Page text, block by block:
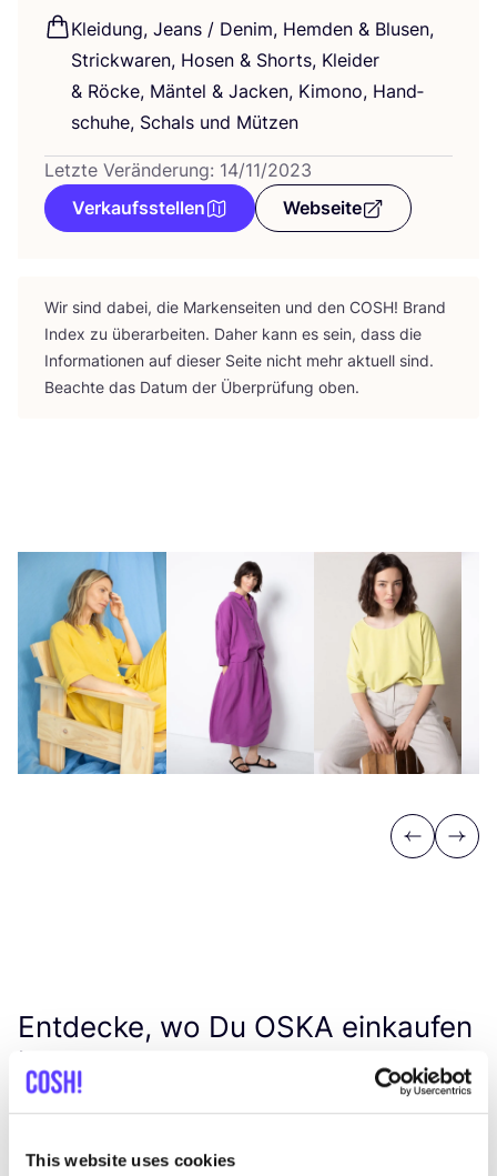
This website uses cookies
Klei­dung, Jeans / Den­im, Hem­den & Blu­sen,
Strick­wa­ren, Hosen & Shorts, Klei­der
& Röcke, Män­tel & Jacken, Kimo­no, Hand­
schu­he, Schals und Mützen
Letzte Veränderung: 14/11/2023
Verkaufsstellen
Webseite
Wir sind dabei, die Mar­ken­sei­ten und den COSH! Brand
Index zu über­ar­bei­ten. Daher kann es sein, dass die
Infor­ma­tio­nen auf die­ser Sei­te nicht mehr aktu­ell sind.
Beach­te das Datum der Über­prü­fung oben.
Previous
Next
Entdecke, wo Du OSKA einkaufen
kannst